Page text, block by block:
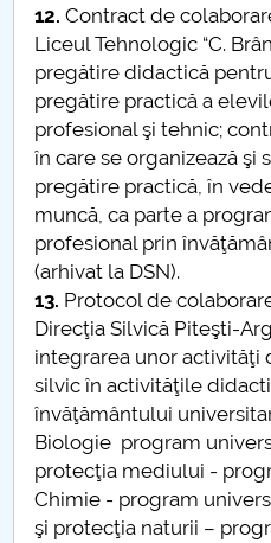
12. Contract de
Liceul Tehnologic “C.
pregătire didactică
pregătire practică a
profesional şi tehnic;
în care se organizează şi
pregătire practică, în
muncă, ca parte a
profesional prin
(arhivat la DSN).
13. Protocol de
Direcţia Silvică Piteşti-
integrarea unor activităţi
silvic în activităţile
învăţământului
Biologie program
protecţia mediului -
Chimie - program
şi protecţia naturii –